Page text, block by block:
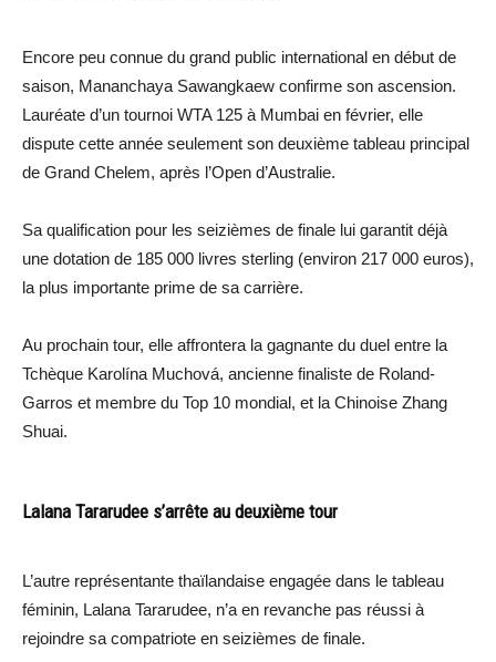
Encore peu connue du grand public international en début de
saison, Mananchaya Sawangkaew confirme son ascension.
Lauréate d’un tournoi WTA 125 à Mumbai en février, elle
dispute cette année seulement son deuxième tableau principal
de Grand Chelem, après l’Open d’Australie.
Sa qualification pour les seizièmes de finale lui garantit déjà
une dotation de 185 000 livres sterling (environ 217 000 euros),
la plus importante prime de sa carrière.
Au prochain tour, elle affrontera la gagnante du duel entre la
Tchèque Karolína Muchová, ancienne finaliste de Roland-
Garros et membre du Top 10 mondial, et la Chinoise Zhang
Shuai.
Lalana Tararudee s’arrête au deuxième tour
L’autre représentante thaïlandaise engagée dans le tableau
féminin, Lalana Tararudee, n’a en revanche pas réussi à
rejoindre sa compatriote en seizièmes de finale.